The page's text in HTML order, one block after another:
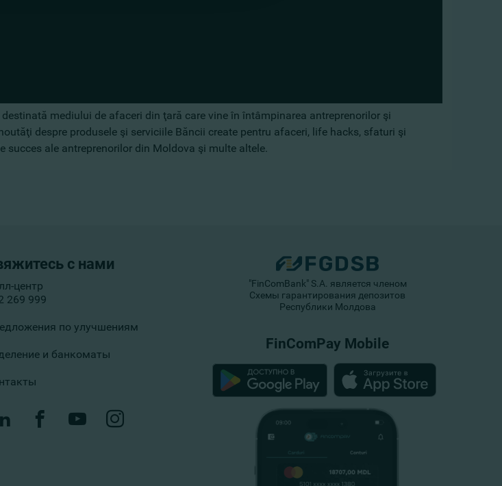
mediului de afaceri din ţară care vine în întâmpinarea antreprenorilor şi
despre produsele şi serviciile Băncii create pentru afaceri, life hacks, sfaturi şi
succes ale antreprenorilor din Moldova şi multe altele.
с нами
центр
269 999
по улучшениям
и банкоматы
"FinComBank" S.A. является членом
Схемы гарантирования депозитов
Республики Молдова
FinComPay Mobile